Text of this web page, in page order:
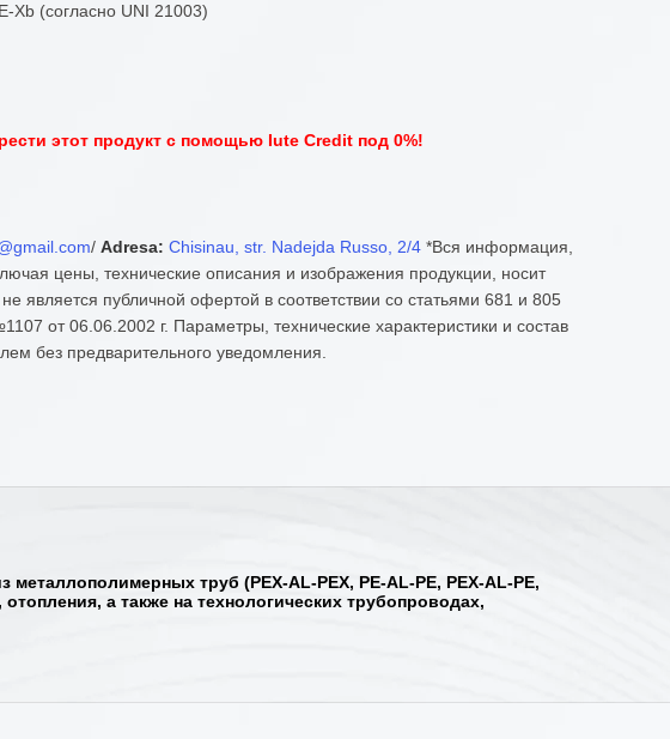
Xb (согласно UNI 21003)
этот продукт с помощью Iute Credit под 0%!
/Adresa: Chisinau, str. Nadejda Russo, 2/4 *Вся информация,
цены, технические описания и изображения продукции, носит
является публичной офертой в соответствии со статьями 681 и 805
от 06.06.2002 г. Параметры, технические характеристики и состав
без предварительного уведомления.
труб (PEX-AL-PEX, PE-AL-PE, PEX-AL-PE,
а также на технологических трубопроводах,